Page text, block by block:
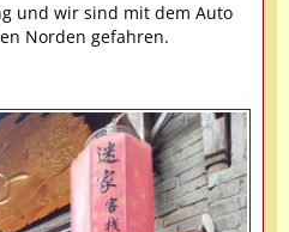
und wir sind mit dem Auto
Norden gefahren.